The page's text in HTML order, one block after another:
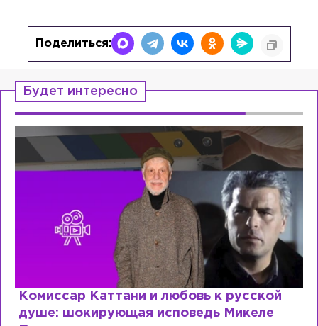
Поделиться:
Будет интересно
Комиссар Каттани и любовь к русской
душе: шокирующая исповедь Микеле